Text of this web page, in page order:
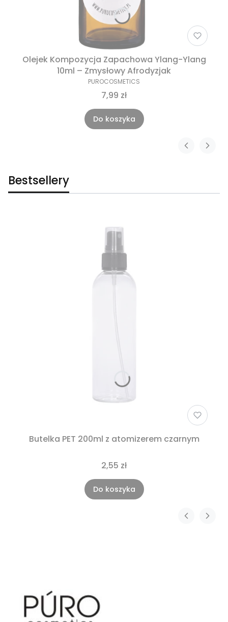
Olejek Kompozycja Zapachowa Ylang-Ylang
10ml – Zmysłowy Afrodyzjak
PUROCOSMETICS
7,99 zł
Do koszyka
Bestsellery
Butelka PET 200ml z atomizerem czarnym
2,55 zł
Do koszyka